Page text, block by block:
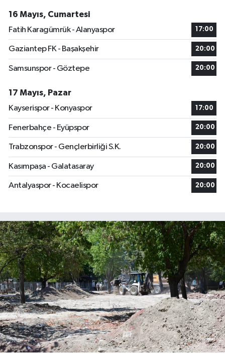
16 Mayıs, Cumartesi
Fatih Karagümrük - Alanyaspor
17:00
Gaziantep FK - Başakşehir 20:00
Samsunspor - Göztepe 20:00
17 Mayıs, Pazar
Kayserispor - Konyaspor
17:00
Fenerbahçe - Eyüpspor 20:00
Trabzonspor - Gençlerbirliği S.K. 20:00
Kasımpaşa - Galatasaray 20:00
Antalyaspor - Kocaelispor 20:00